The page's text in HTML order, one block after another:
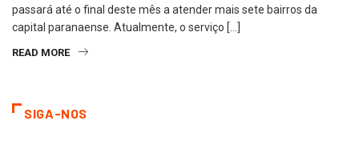
passará até o final deste mês a atender mais sete bairros da
capital paranaense. Atualmente, o serviço […]
READ MORE
SIGA-NOS